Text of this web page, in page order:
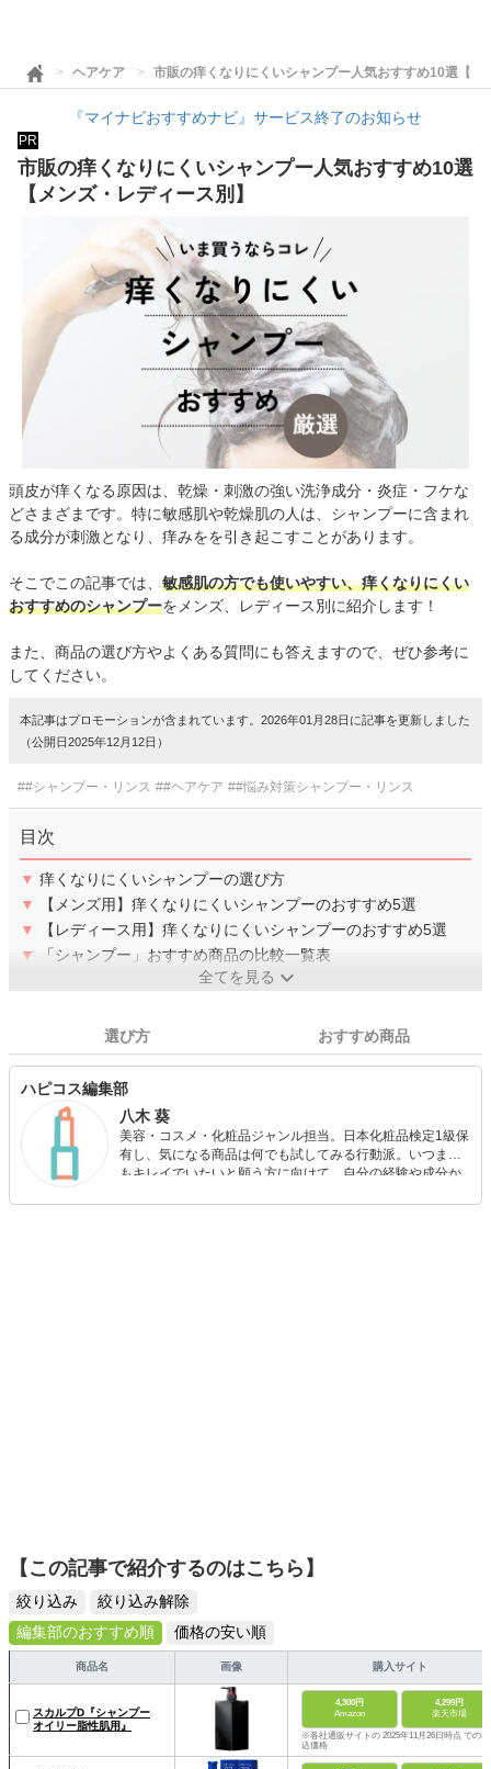
ヘアケア 市販の痒くなりにくいシャンプー人気おすすめ10選【メ
『マイナビおすすめナビ』サービス終了のお知らせ
PR
市販の痒くなりにくいシャンプー人気おすすめ10選
【メンズ・レディース別】
頭皮が痒くなる原因は、乾燥・刺激の強い洗浄成分・炎症・フケな
どさまざまです。特に敏感肌や乾燥肌の人は、シャンプーに含まれ
る成分が刺激となり、痒みをを引き起こすことがあります。
そこでこの記事では、 敏感肌の方でも使いやすい、痒くなりにくい
おすすめのシャンプーをメンズ、レディース別に紹介します！
また、商品の選び方やよくある質問にも答えますので、ぜひ参考に
してください。
本記事はプロモーションが含まれています。2026年01月28日に記事を更新しました
（公開日2025年12月12日）
##シャンプー・リンス ##ヘアケア ##悩み対策シャンプー・リンス
目次
▼ 痒くなりにくいシャンプーの選び方
▼
【メンズ用】痒くなりにくいシャンプーのおすすめ5選
▼
【レディース用】痒くなりにくいシャンプーのおすすめ5選
▼
「シャンプー」おすすめ商品の比較一覧表
全てを見る
選び方 おすすめ商品
ハピコス編集部
八木 葵
美容・コスメ・化粧品ジャンル担当。日本化粧品検定1級保
有し、気になる商品は何でも試してみる行動派。いつまで
もキレイでいたいと願う方に向けて、自分の経験や成分か
【この記事で紹介するのはこちら】
絞り込み
絞り込み解除
編集部のおすすめ順
価格の安い順
商品名 画像 購入サイト
スカルプD『シャンプー
オイリー脂性肌用』
4,300円
Amazon
4,299円
楽天市場
※各社通販サイトの 2025年11月26日時点 での税
込価格